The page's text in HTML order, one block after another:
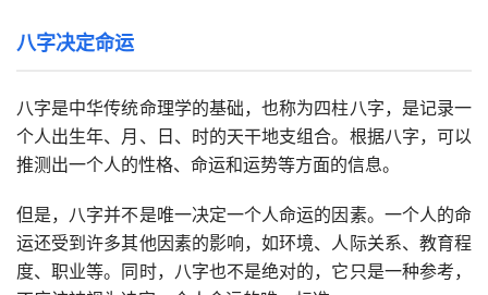
八字决定命运
八字是中华传统命理学的基础，也称为四柱八字，是记录一
个人出生年、月、日、时的天干地支组合。根据八字，可以
推测出一个人的性格、命运和运势等方面的信息。
但是，八字并不是唯一决定一个人命运的因素。一个人的命
运还受到许多其他因素的影响，如环境、人际关系、教育程
度、职业等。同时，八字也不是绝对的，它只是一种参考，